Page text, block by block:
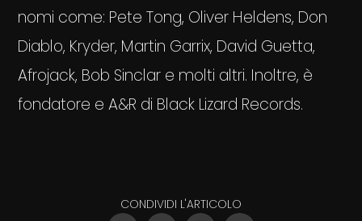
nomi come: Pete Tong, Oliver Heldens, Don
Diablo, Kryder, Martin Garrix, David Guetta,
Afrojack, Bob Sinclar e molti altri. Inoltre, è
fondatore e A&R di Black Lizard Records.
CONDIVIDI L'ARTICOLO